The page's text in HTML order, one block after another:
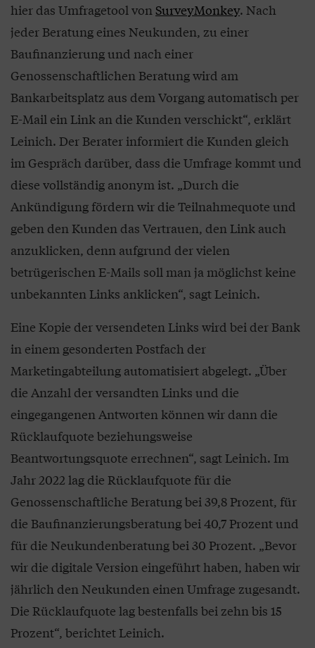
hier das Umfragetool von SurveyMonkey. Nach
jeder Beratung eines Neukunden, zu einer
Baufinanzierung und nach einer
Genossenschaftlichen Beratung wird am
Bankarbeitsplatz aus dem Vorgang automatisch per
E-Mail ein Link an die Kunden verschickt“, erklärt
Leinich. Der Berater informiert die Kunden gleich
im Gespräch darüber, dass die Umfrage kommt und
diese vollständig anonym ist. „Durch die
Ankündigung fördern wir die Teilnahmequote und
geben den Kunden das Vertrauen, den Link auch
anzuklicken, denn aufgrund der vielen
betrügerischen E-Mails soll man ja möglichst keine
unbekannten Links anklicken“, sagt Leinich.
Eine Kopie der versendeten Links wird bei der Bank
in einem gesonderten Postfach der
Marketingabteilung automatisiert abgelegt. „Über
die Anzahl der versandten Links und die
eingegangenen Antworten können wir dann die
Rücklaufquote beziehungsweise
Beantwortungsquote errechnen“, sagt Leinich. Im
Jahr 2022 lag die Rücklaufquote für die
Genossenschaftliche Beratung bei 39,8 Prozent, für
die Baufinanzierungsberatung bei 40,7 Prozent und
für die Neukundenberatung bei 30 Prozent. „Bevor
wir die digitale Version eingeführt haben, haben wir
jährlich den Neukunden einen Umfrage zugesandt.
Die Rücklaufquote lag bestenfalls bei zehn bis 15
Prozent“, berichtet Leinich.